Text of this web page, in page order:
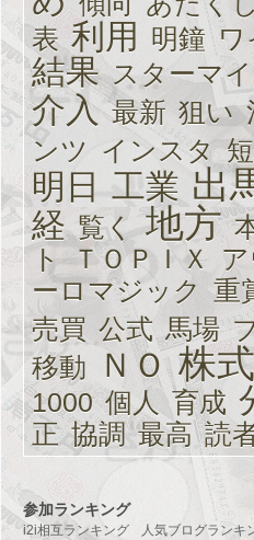
表 利用 明鐘 ワ
結果 スターマ
介入 最新 狙い
ンツ
インスタ
明日 工業 出
経 覧く 地方
ト
ＴＯＰＩＸ
ーロマジック 重
売買 公式 馬場
移動
ＮＯ 株式
1000 個人 育成
正 協調 最高 読
参加ランキング
i2i相互ランキング
人気ブログランキ